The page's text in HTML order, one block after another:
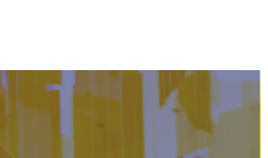
Immagine